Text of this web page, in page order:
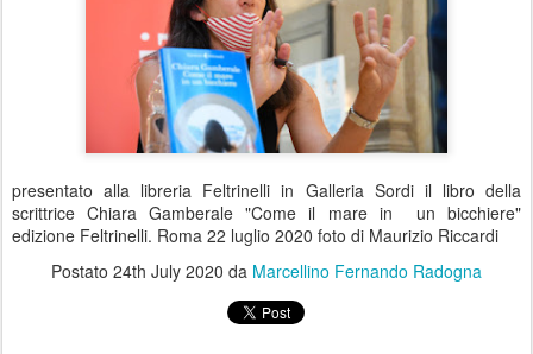
presentato alla libreria Feltrinelli in Galleria Sordi il libro della
scrittrice Chiara Gamberale "Come il mare in un bicchiere"
edizione Feltrinelli. Roma 22 luglio 2020 foto di Maurizio Riccardi
Postato 24th July 2020 da Marcellino Fernando Radogna